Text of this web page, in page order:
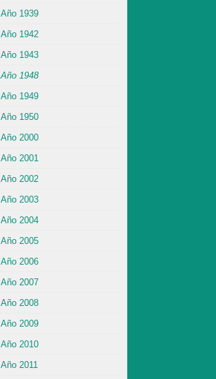
Año 1939
Año 1942
Año 1943
Año 1948
Año 1949
Año 1950
Año 2000
Año 2001
Año 2002
Año 2003
Año 2004
Año 2005
Año 2006
Año 2007
Año 2008
Año 2009
Año 2010
Año 2011